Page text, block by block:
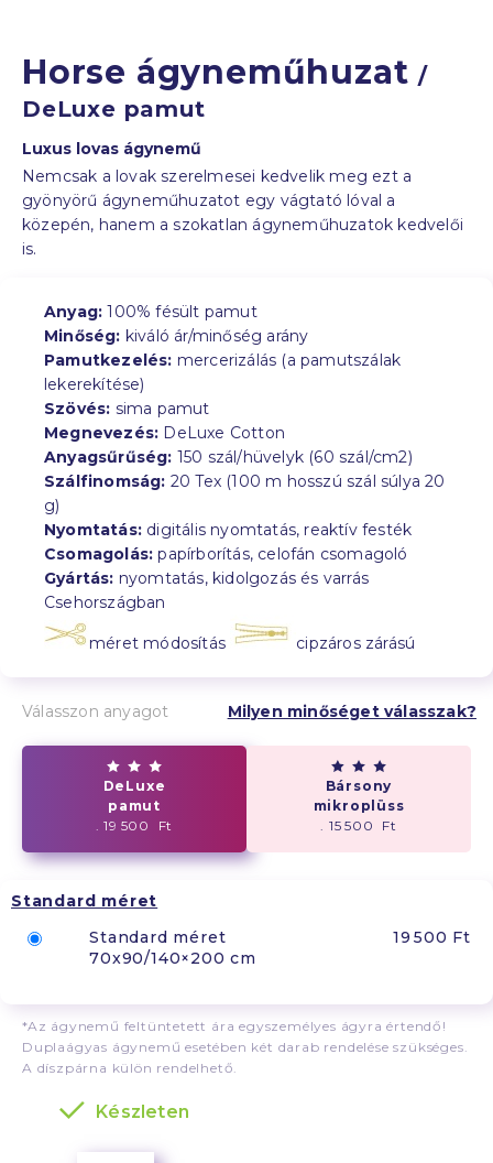
Horse ágyneműhuzat/
DeLuxe pamut
Luxus lovas ágynemű
Nemcsak a lovak szerelmesei kedvelik meg ezt a
gyönyörű ágyneműhuzatot egy vágtató lóval a
közepén, hanem a szokatlan ágyneműhuzatok kedvelői
is.
Anyag: 100% fésült pamut
Minőség: kiváló ár/minőség arány
Pamutkezelés: mercerizálás (a pamutszálak
lekerekítése)
Szövés: sima pamut
Megnevezés: DeLuxe Cotton
Anyagsűrűség: 150 szál/hüvelyk (60 szál/cm2)
Szálfinomság: 20 Tex (100 m hosszú szál súlya 20
g)
Nyomtatás: digitális nyomtatás, reaktív festék
Csomagolás: papírborítás, celofán csomagoló
Gyártás: nyomtatás, kidolgozás és varrás
Csehországban
méret módosítás cipzáros zárású
Válasszon anyagot Milyen minőséget válasszak?
DeLuxe
pamut
. 19 500 Ft
Bársony
mikroplüss
. 15 500 Ft
Standard méret
Standard méret
70x90/140×200 cm
19 500 Ft
*Az ágynemű feltüntetett ára egyszemélyes ágyra értendő!
Duplaágyas ágynemű esetében két darab rendelése szükséges.
A díszpárna külön rendelhető.
Készleten